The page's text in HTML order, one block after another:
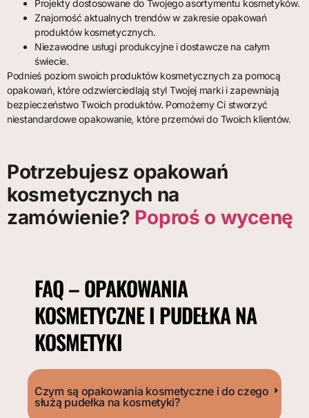
Projekty dostosowane do Twojego asortymentu kosmetyków.
Znajomość aktualnych trendów w zakresie opakowań
produktów kosmetycznych.
Niezawodne usługi produkcyjne i dostawcze na całym
świecie.
Podnieś poziom swoich produktów kosmetycznych za pomocą
opakowań, które odzwierciedlają styl Twojej marki i zapewniają
bezpieczeństwo Twoich produktów. Pomożemy Ci stworzyć
niestandardowe opakowanie, które przemówi do Twoich klientów.
Potrzebujesz opakowań
kosmetycznych na
zamówienie? Poproś o wycenę
FAQ – OPAKOWANIA
KOSMETYCZNE I PUDEŁKA NA
KOSMETYKI
Czym są opakowania kosmetyczne i do czego
służą pudełka na kosmetyki?